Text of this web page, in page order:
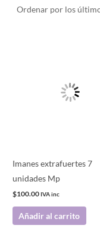
Imanes extrafuertes 7
unidades Mp
$100.00 IVA inc
Añadir al carrito